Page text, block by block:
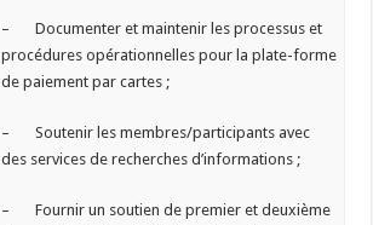
– Documenter et maintenir les processus et
procédures opérationnelles pour la plate-forme
de paiement par cartes ;
– Soutenir les membres/participants avec
des services de recherches d’informations ;
– Fournir un soutien de premier et deuxième